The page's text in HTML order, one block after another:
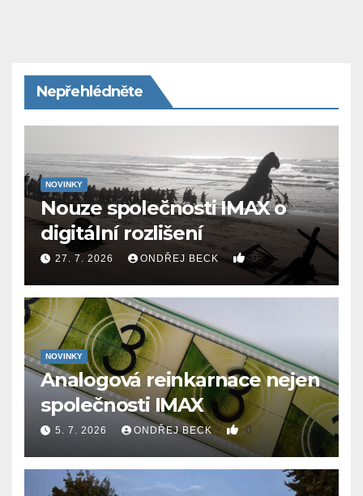
Nepřehlédněte
NOVINKY
Nouze společnosti IMAX o
digitální rozlišení
27. 7. 2026 ONDŘEJ BECK 0
NOVINKY
Analogová reinkarnace nejen
společnosti IMAX
5. 7. 2026 ONDŘEJ BECK 0